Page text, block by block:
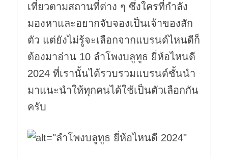
เที่ยวตามสถานที่ต่าง ๆ ซึ่งใครที่กำลัง
มองหาและอยากจับจองเป็นเจ้าของสัก
ตัว แต่ยังไม่รู้จะเลือกจากแบรนด์ไหนดีก็
ต้องมาอ่าน 10 ลำโพงบลูทูธ ยี่ห้อไหนดี
2024 ที่เรานั้นได้รวบรวมแบรนด์ชั้นนำ
มาแนะนำให้ทุกคนได้ใช้เป็นตัวเลือกกัน
ครับ